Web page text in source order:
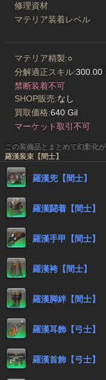
修理資材
マテリア装着レベル
マテリア精製:○
分解適正スキル:300.00
禁断装着不可
SHOP販売:なし
買取価格:640 Gil
マーケット取引不可
この装備品とまとめて幻影化
羅漢装束【間士】
羅漢兜【間士】
羅漢闘着【間士】
羅漢手甲【間士】
羅漢袴【間士】
羅漢脚絆【間士】
羅漢耳飾【弓士】
羅漢首飾【弓士】